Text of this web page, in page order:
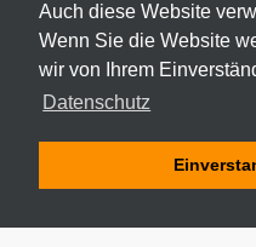
Auch diese Website
Wenn Sie die Website
wir von Ihrem
Datenschutz
© 2026 ODEKI -